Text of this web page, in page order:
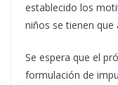
establecido los
niños se tienen que
Se espera que el
formulación de